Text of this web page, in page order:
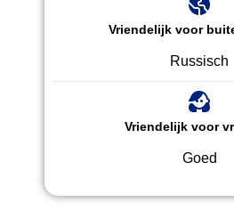
Vriendelijk voor
Russisch
Vriendelijk voor
Goed